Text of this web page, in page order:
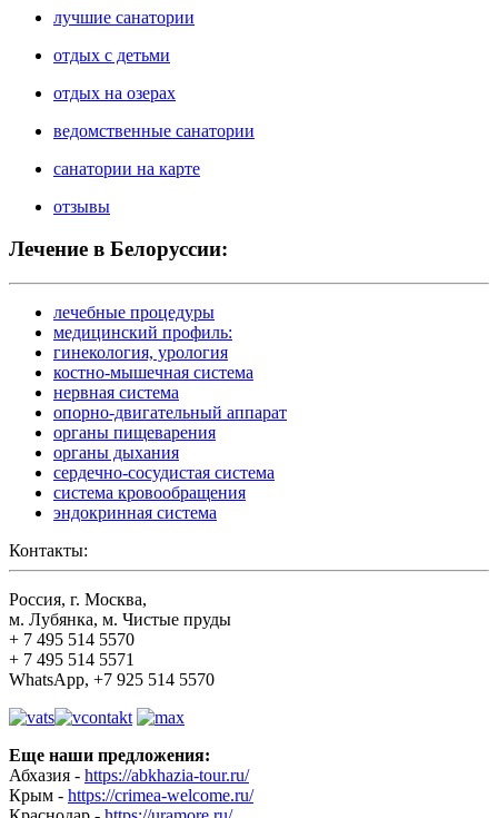
лучшие санатории
отдых с детьми
отдых на озерах
ведомственные санатории
санатории на карте
отзывы
Лечение в Белоруссии:
лечебные процедуры
медицинский профиль:
гинекология, урология
костно-мышечная система
нервная система
опорно-двигательный аппарат
органы пищеварения
органы дыхания
сердечно-сосудистая система
система кровообращения
эндокринная система
Контакты:
Россия, г. Москва,
м. Лубянка, м. Чистые пруды
+ 7 495 514 5570
+ 7 495 514 5571
WhatsApp, +7 925 514 5570
Еще наши предложения:
Абхазия - https://abkhazia-tour.ru/
Крым - https://crimea-welcome.ru/